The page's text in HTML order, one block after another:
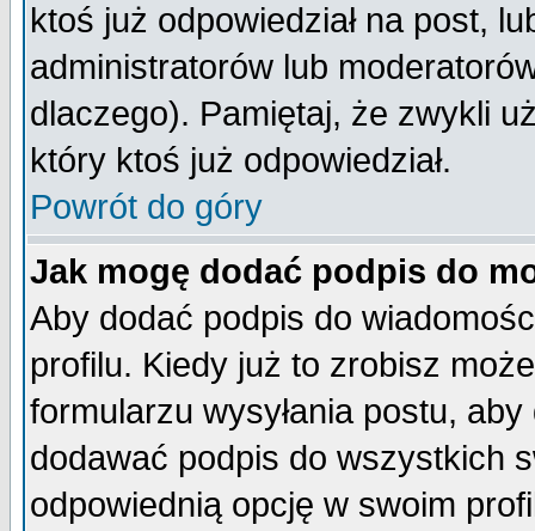
ktoś już odpowiedział na post,
administratorów lub
dlaczego). Pamiętaj, że zwykli
który ktoś już odpowiedział.
Powrót do góry
Jak mogę dodać podpis do
Aby dodać podpis do
profilu. Kiedy już to zrobisz
formularzu wysyłania postu,
dodawać podpis do wszystkich
odpowiednią opcję w swoim